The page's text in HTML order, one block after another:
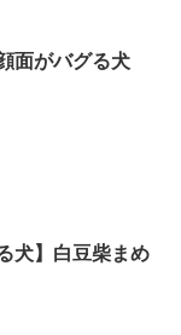
面がバグる犬
犬】白豆柴まめ